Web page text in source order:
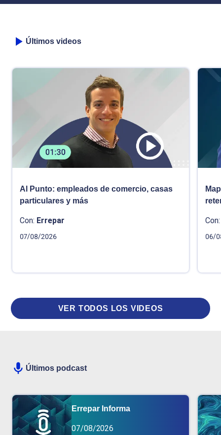
Últimos videos
Al Punto: empleados de comercio, casas
particulares y más
Con: Errepar
07/08/2026
Con:
06/
VER TODOS LOS VIDEOS
Últimos podcast
Errepar Informa
07/08/2026